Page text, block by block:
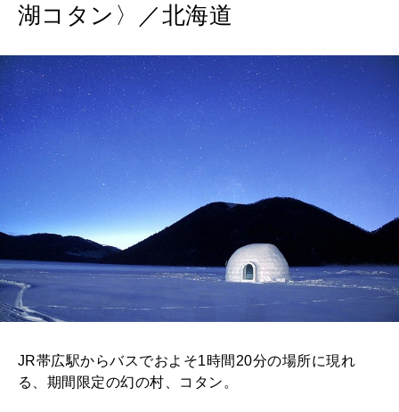
湖コタン〉／北海道
JR帯広駅からバスでおよそ1時間20分の場所に現れ
る、期間限定の幻の村、コタン。